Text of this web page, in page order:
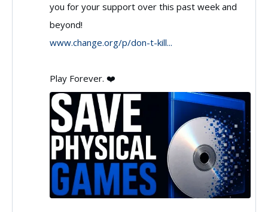
Gamesyou for your support over this past week and
beyond!
www.change.org/p/don-t-kill...
Play Forever. ❤️